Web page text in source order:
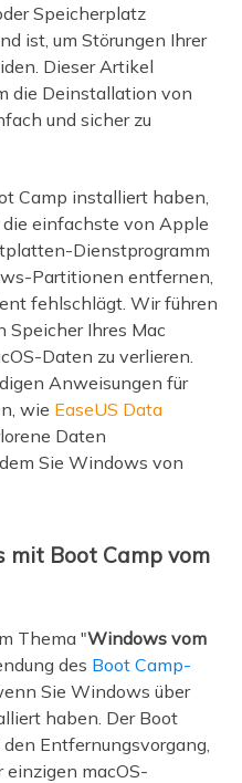
Speicherplatz
ist, um Störungen Ihrer
Dieser Artikel
die Deinstallation von
und sicher zu
Camp installiert haben,
einfachste von Apple
Dienstprogramm
Partitionen entfernen,
fehlschlägt. Wir führen
Speicher Ihres Mac
Daten zu verlieren.
Anweisungen für
wie EaseUS Data
Daten
Sie Windows von
mit Boot Camp vom
Thema "Windows vom
des Boot Camp-
Sie Windows über
haben. Der Boot
Entfernungsvorgang,
einzigen macOS-